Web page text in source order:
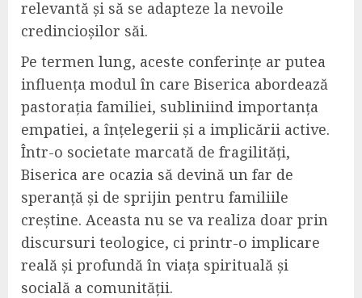
relevantă și să se adapteze la nevoile
credincioșilor săi.
Pe termen lung, aceste conferințe ar putea
influența modul în care Biserica abordează
pastorația familiei, subliniind importanța
empatiei, a înțelegerii și a implicării active.
Într-o societate marcată de fragilități,
Biserica are ocazia să devină un far de
speranță și de sprijin pentru familiile
creștine. Aceasta nu se va realiza doar prin
discursuri teologice, ci printr-o implicare
reală și profundă în viața spirituală și
socială a comunității.